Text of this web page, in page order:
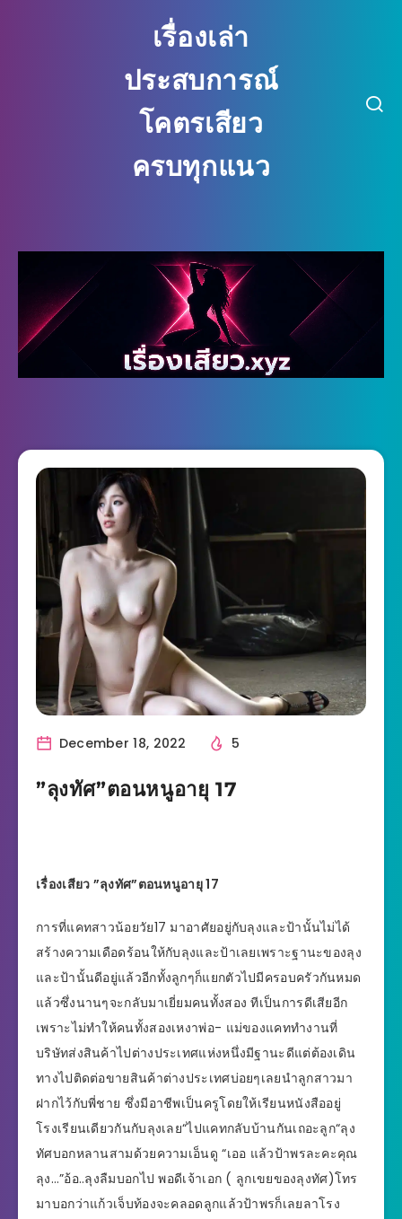
เรื่องเล่า
ประสบการณ์
โคตรเสียว
ครบทุกแนว
December 18, 2022 5
”ลุงทัศ”ตอนหนูอายุ 17
เรื่องเสียว ”ลุงทัศ”ตอนหนูอายุ 17
การที่แคทสาวน้อยวัย17 มาอาศัยอยู่กับลุงและป้านั้นไม่ได้
สร้างความเดือดร้อนให้กับลุงและป้าเลยเพราะฐานะของลุง
และป้านั้นดีอยู่แล้วอีกทั้งลูกๆก็แยกตัวไปมีครอบครัวกันหมด
แล้วซึ่งนานๆจะกลับมาเยี่ยมคนทั้งสอง ทีเป็นการดีเสียอีก
เพราะไม่ทำให้คนทั้งสองเหงาพ่อ- แม่ของแคททำงานที่
บริษัทส่งสินค้าไปต่างประเทศแห่งหนึ่งมีฐานะดีแต่ต้องเดิน
ทางไปติดต่อขายสินค้าต่างประเทศบ่อยๆเลยนำลูกสาวมา
ฝากไว้กับพี่ชาย ซึ่งมีอาชีพเป็นครูโดยให้เรียนหนังสืออยู่
โรงเรียนเดียวกันกับลุงเลย“ไปแคทกลับบ้านกันเถอะลูก“ลุง
ทัศบอกหลานสามด้วยความเอ็นดู “เออ แล้วป้าพรละคะคุณ
ลุง…”อ้อ..ลุงลืมบอกไป พอดีเจ้าเอก ( ลูกเขยของลุงทัศ)โทร
มาบอกว่าแก้วเจ็บท้องจะคลอดลูกแล้วป้าพรก็เลยลาโรง